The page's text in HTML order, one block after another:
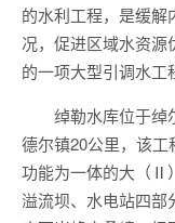
的水利工程，是缓
况，促进区域水资源
的一项大型引调水工
绰勒水库位于绰
德尔镇20公里，该
功能为一体的大（Ⅱ
溢流坝、水电站四